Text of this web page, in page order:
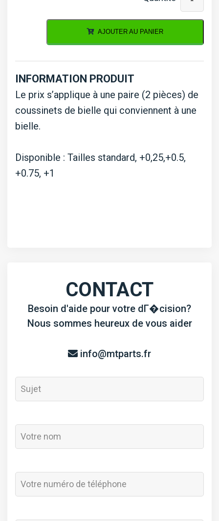
de
Coussinet
AJOUTER AU PANIER
INFORMATION PRODUIT
Le prix s’applique à une paire (2 pièces) de
coussinets de bielle qui conviennent à une
bielle.
Disponible : Tailles standard, +0,25,+0.5,
+0.75, +1
CONTACT
Besoin d'aide pour votre dГ�cision?
Nous sommes heureux de vous aider
info@mtparts.fr